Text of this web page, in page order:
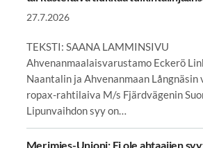
27.7.2026
TEKSTI: SAANA LAMMINSIVU
Ahvenanmaalaisvarustamo Eckerö
Naantalin ja Ahvenanmaan
ropax-rahtilaiva M/s Fjärdvägenin
Lipunvaihdon syy on…
Merimies-Unioni: Ei ole ahtaajien